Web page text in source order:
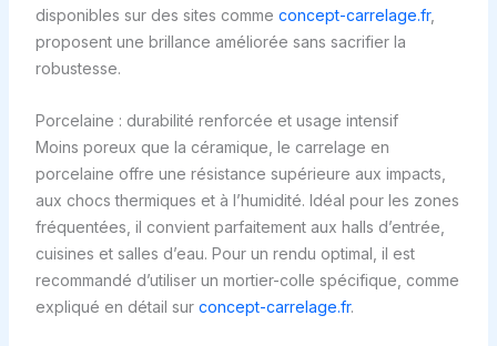
disponibles sur des sites comme concept-carrelage.fr,
proposent une brillance améliorée sans sacrifier la
robustesse.
Porcelaine : durabilité renforcée et usage intensif
Moins poreux que la céramique, le carrelage en
porcelaine offre une résistance supérieure aux impacts,
aux chocs thermiques et à l’humidité. Idéal pour les zones
fréquentées, il convient parfaitement aux halls d’entrée,
cuisines et salles d’eau. Pour un rendu optimal, il est
recommandé d’utiliser un mortier-colle spécifique, comme
expliqué en détail sur concept-carrelage.fr.